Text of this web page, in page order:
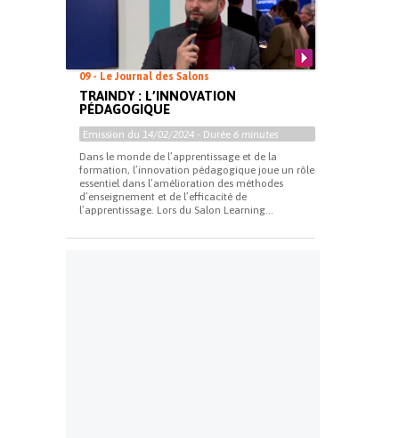
09 - Le Journal des Salons
TRAINDY : L’INNOVATION
PÉDAGOGIQUE
Emission du 14/02/2024 - Durée 6 minutes
Dans le monde de l’apprentissage et de la
formation, l’innovation pédagogique joue un rôle
essentiel dans l’amélioration des méthodes
d’enseignement et de l’efficacité de
l’apprentissage. Lors du Salon Learning...